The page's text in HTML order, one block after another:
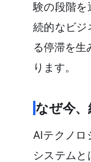
験の段階を
続的なビジ
る停滞を
ります。
なぜ今
AIテクノロ
システム